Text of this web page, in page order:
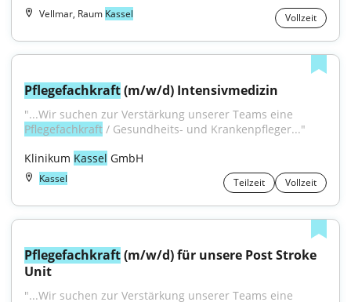
Vellmar, Raum Kassel Vollzeit
Pflegefachkraft (m/w/d) Intensivmedizin
Pflegefachkraft / Gesundheits- und Krankenpfleger..."
Klinikum Kassel GmbH
Kassel Teilzeit Vollzeit
Pflegefachkraft (m/w/d) für unsere Post Stroke
Unit